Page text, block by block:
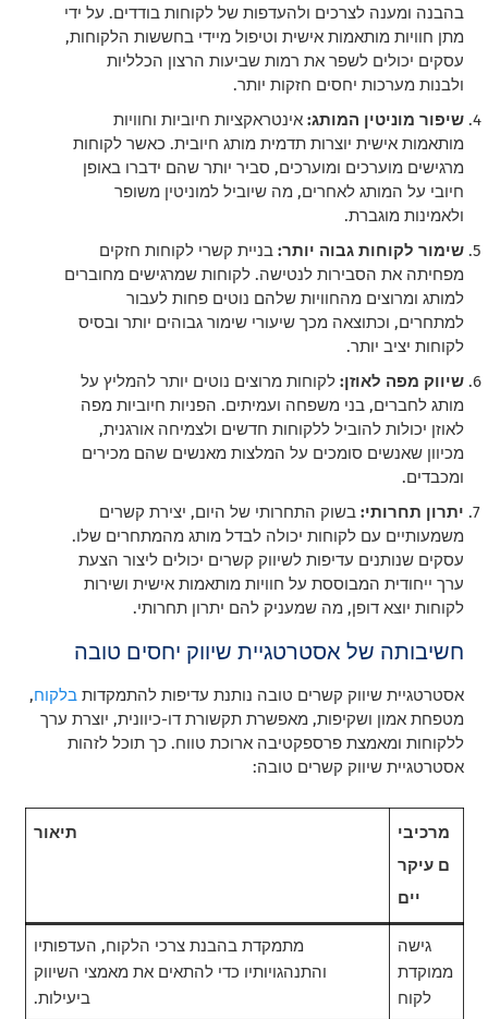
בהבנה ומענה לצרכים ולהעדפות של לקוחות בודדים. על ידי
מתן חוויות מותאמות אישית וטיפול מיידי בחששות הלקוחות,
עסקים יכולים לשפר את רמות שביעות הרצון הכלליות
ולבנות מערכות יחסים חזקות יותר.
שיפור מוניטין המותג:אינטראקציות חיוביות וחוויות
מותאמות אישית יוצרות תדמית מותג חיובית. כאשר לקוחות
מרגישים מוערכים ומוערכים, סביר יותר שהם ידברו באופן
חיובי על המותג לאחרים, מה שיוביל למוניטין משופר
ולאמינות מוגברת.
שימור לקוחות גבוה יותר: בניית קשרי לקוחות חזקים
מפחיתה את הסבירות לנטישה. לקוחות שמרגישים מחוברים
למותג ומרוצים מהחוויות שלהם נוטים פחות לעבור
למתחרים, וכתוצאה מכך שיעורי שימור גבוהים יותר ובסיס
לקוחות יציב יותר.
שיווק מפה לאוזן: לקוחות מרוצים נוטים יותר להמליץ על
מותג לחברים, בני משפחה ועמיתים. הפניות חיוביות מפה
לאוזן יכולות להוביל ללקוחות חדשים ולצמיחה אורגנית,
מכיוון שאנשים סומכים על המלצות מאנשים שהם מכירים
ומכבדים.
יתרון תחרותי: בשוק התחרותי של היום, יצירת קשרים
משמעותיים עם לקוחות יכולה לבדל מותג מהמתחרים שלו.
עסקים שנותנים עדיפות לשיווק קשרים יכולים ליצור הצעת
ערך ייחודית המבוססת על חוויות מותאמות אישית ושירות
לקוחות יוצא דופן, מה שמעניק להם יתרון תחרותי.
חשיבותה של אסטרטגיית שיווק יחסים טובה
אסטרטגיית שיווק קשרים טובה נותנת עדיפות להתמקדותבלקוח,
מטפחת אמון ושקיפות, מאפשרת תקשורת דו-כיוונית, יוצרת ערך
ללקוחות ומאמצת פרספקטיבה ארוכת טווח. כך תוכל לזהות
אסטרטגיית שיווק קשרים טובה:
מרכיבי
ם עיקר
יים
תיאור
גישה
ממוקדת
לקוח
מתמקדת בהבנת צרכי הלקוח, העדפותיו
והתנהגויותיו כדי להתאים את מאמצי השיווק
ביעילות.